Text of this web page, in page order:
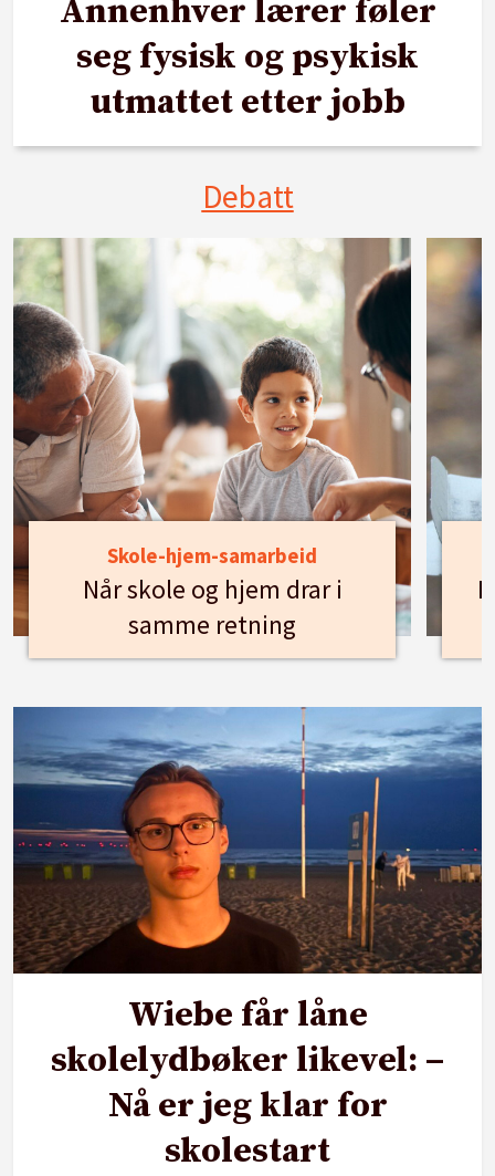
Annenhver lærer føler
seg fysisk og psykisk
utmattet etter jobb
Debatt
Skole-hjem-samarbeid
Når skole og hjem drar i
samme retning
Wiebe får låne
skolelydbøker likevel: –
Nå er jeg klar for
skolestart